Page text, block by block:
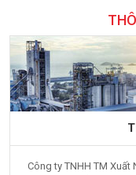
Công ty TNHH TM Xuất